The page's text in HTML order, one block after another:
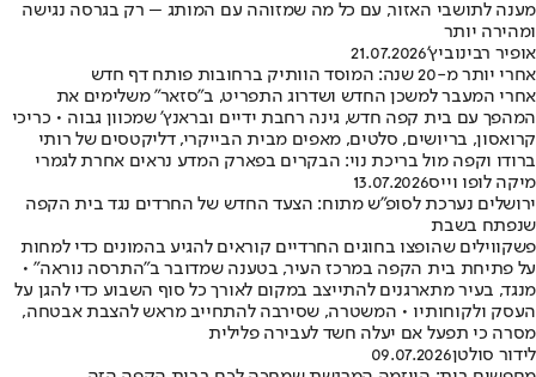
מענה לתושבי האזור, עם כל מה שמזוהה עם המותג – רק בגרסה נגישה
ומהירה יותר
אופיר רבינוביץ'21.07.2026
אחרי יותר מ-20 שנה: המוסד הוותיק ברחובות פותח דף חדש
אחרי המעבר למשכן החדש ושדרוג התפריט, ב"סזאר" משלימים את
המהפך עם בית קפה חדש, גינה רחבת ידיים ובראנץ' שמכוון גבוה • כריכי
קרואסון, בריושים, סלטים, מאפים מבית הבייקרי, דליקטסים של רותי
ברודו וקפה מול בריכת נוי: הבקרים בפארק המדע נראים אחרת לגמרי
מיקה לופו וייס13.07.2026
ירושלים נערכת לסופ"ש מתוח: הצעד החדש של החרדים נגד בית הקפה
שנפתח בשבת
פשקווילים שהופצו בחוגים החרדיים קוראים להגיע בהמונים כדי למחות
על פתיחת בית הקפה במרכז העיר, בטענה שמדובר ב"התרסה נוראה" •
מנגד, בעיר מתארגנים להתייצב במקום לאורך כל סוף השבוע כדי להגן על
העסק ולקוחותיו • המשטרה, שסירבה להתחייב מראש להצבת אבטחה,
מסרה כי תפעל אם יעלה חשד לעבירה פלילית
לידור סולטן09.07.2026